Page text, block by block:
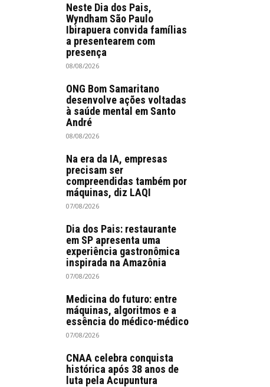
Neste Dia dos Pais,
Wyndham São Paulo
Ibirapuera convida famílias
a presentearem com
presença
08/08/2026
ONG Bom Samaritano
desenvolve ações voltadas
à saúde mental em Santo
André
08/08/2026
Na era da IA, empresas
precisam ser
compreendidas também por
máquinas, diz LAQI
07/08/2026
Dia dos Pais: restaurante
em SP apresenta uma
experiência gastronômica
inspirada na Amazônia
07/08/2026
Medicina do futuro: entre
máquinas, algoritmos e a
essência do médico-médico
07/08/2026
CNAA celebra conquista
histórica após 38 anos de
luta pela Acupuntura